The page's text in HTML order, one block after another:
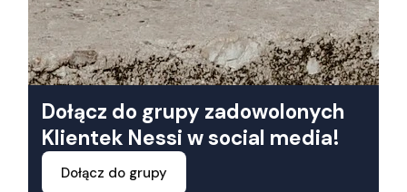
Dołącz do grupy zadowolonych
Klientek Nessi w social media!
Dołącz do grupy